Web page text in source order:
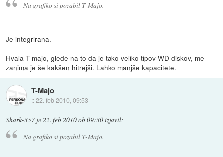
Na grafiko si pozabil T-Majo.
Je integrirana.
Hvala T-majo, glede na to da je tako veliko tipov WD diskov, me
zanima je še kakšen hitrejši. Lahko manjše kapacitete.
T-Majo
::22. feb 2010, 09:53
Shark-357 je22. feb 2010 ob 09:30izjavil:
Na grafiko si pozabil T-Majo.